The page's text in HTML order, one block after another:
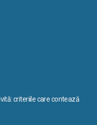
criteriile care contează